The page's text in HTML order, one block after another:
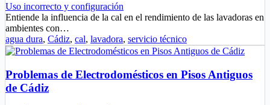
Uso incorrecto y configuración
Entiende la influencia de la cal en el rendimiento de las lavadoras en
ambientes con…
agua dura, Cádiz, cal, lavadora, servicio técnico
Problemas de Electrodomésticos en Pisos Antiguos
de Cádiz